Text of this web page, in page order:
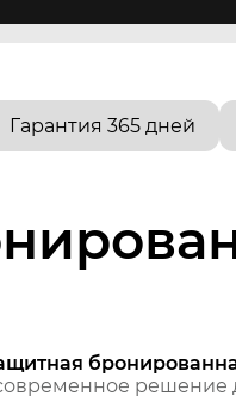
Гарантия 365 дней
решение